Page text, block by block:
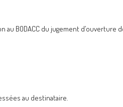
BODACC du jugement d’ouverture
au destinataire.